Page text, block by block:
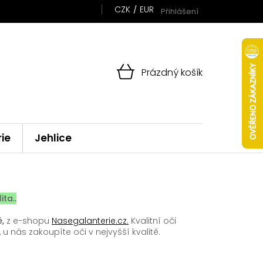
CZK EUR Přihlášení
NÁKUPNÍ
Prázdný košík
Jehlice
z e-shopu Nasegalanterie.cz. Kvalitní oči
nás zakoupíte oči v nejvyšší kvalitě.